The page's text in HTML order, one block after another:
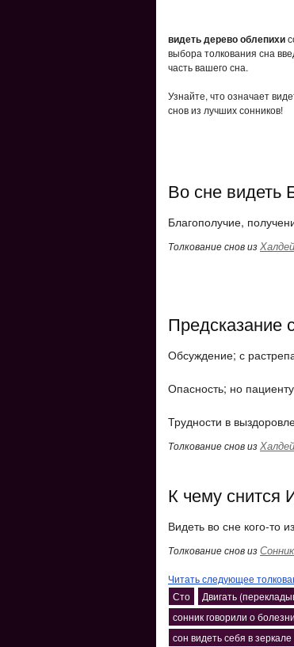
видеть дерево облепихи
выбора толкования сна
часть вашего сна.
Узнайте, что означает
снов из лучших сонников!
Во сне видеть
Благополучие,
Толкование снов из
Предсказание
Обсуждение; с
Опасность; но
Трудности в
Толкование снов из
К чему снится
Видеть во сне кого-то
Толкование снов из
Читать следующее
Сто
Двигать
сонник говорили о
сон видеть себя в зеркале